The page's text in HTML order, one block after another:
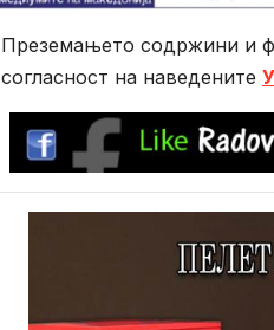
Преземањето содржини и
согласност на нaведените